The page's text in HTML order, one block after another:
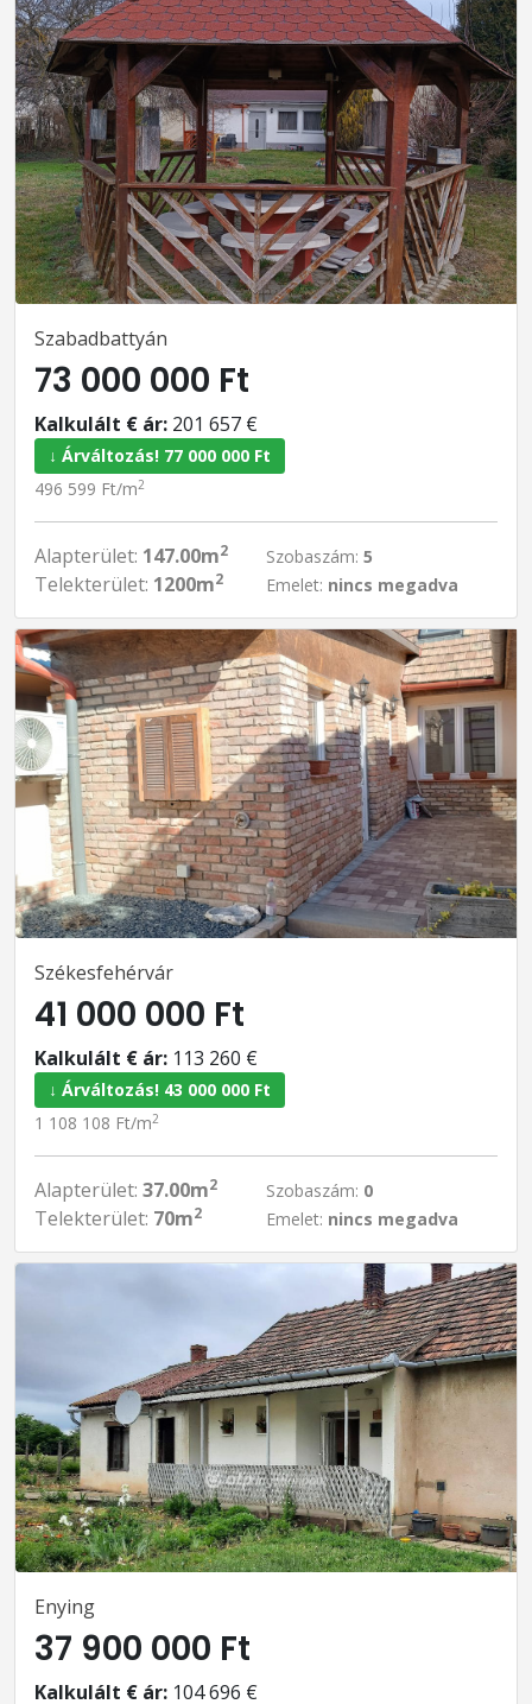
Szabadbattyán
73 000 000 Ft
Kalkulált € ár: 201 657 €
↓ Árváltozás! 77 000 000 Ft
496 599 Ft/m2
Alapterület: 147.00m2
Telekterület: 1200m2
Szobaszám: 5
Emelet: nincs megadva
Székesfehérvár
41 000 000 Ft
Kalkulált € ár: 113 260 €
↓ Árváltozás! 43 000 000 Ft
1 108 108 Ft/m2
Alapterület: 37.00m2
Telekterület: 70m2
Szobaszám: 0
Emelet: nincs megadva
Enying
37 900 000 Ft
Kalkulált € ár: 104 696 €